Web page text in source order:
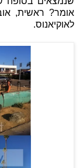
אומר? ראשית,
לאוקיאנוס.